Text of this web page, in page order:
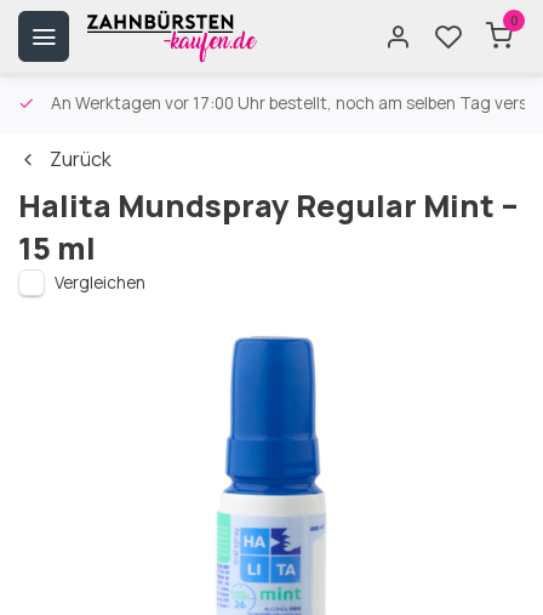
0
An Werktagen vor 17:00 Uhr bestellt, noch am selben Tag
Zurück
Halita Mundspray Regular Mint –
15 ml
Vergleichen